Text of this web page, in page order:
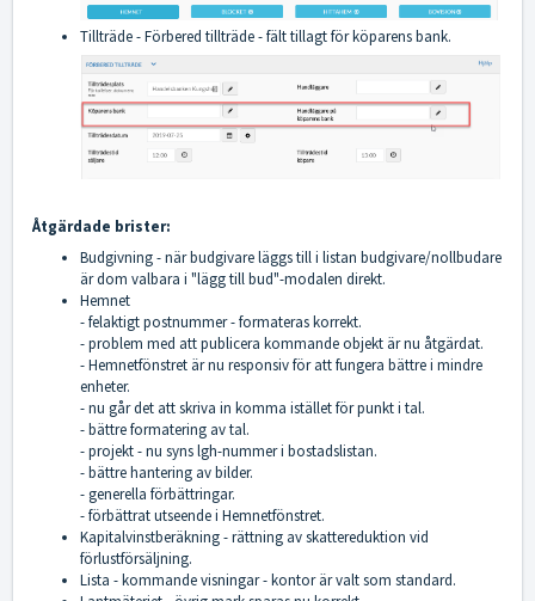
Tillträde - Förbered tillträde - fält tillagt för köparens bank.
Åtgärdade brister:
Budgivning - när budgivare läggs till i listan budgivare/nollbudare
är dom valbara i "lägg till bud"-modalen direkt.
Hemnet
- felaktigt postnummer - formateras korrekt.
- problem med att publicera kommande objekt är nu åtgärdat.
- Hemnetfönstret är nu responsiv för att fungera bättre i mindre
enheter.
- nu går det att skriva in komma istället för punkt i tal.
- bättre formatering av tal.
- projekt - nu syns lgh-nummer i bostadslistan.
- bättre hantering av bilder.
- generella förbättringar.
- förbättrat utseende i Hemnetfönstret.
Kapitalvinstberäkning - rättning av skattereduktion vid
förlustförsäljning.
Lista - kommande visningar - kontor är valt som standard.